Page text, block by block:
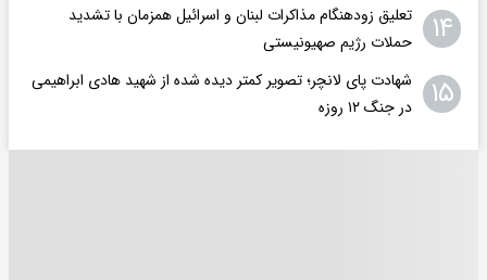
۱۴
تعلیق زودهنگام مذاکرات لبنان و اسرائیل همزمان با تشدید
حملات رژیم صهیونیستی
۱۵
شهادت پای لانچر؛ تصویر کمتر دیده شده از شهید هادی ابراهیمی
در جنگ ۱۲ روزه